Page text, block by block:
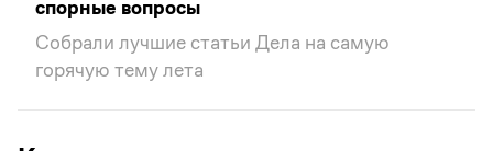
Рынок
Шаурма по ГОСТу: как устроен рынок,